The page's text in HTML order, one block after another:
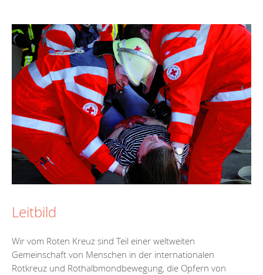
Leitbild
Wir vom Roten Kreuz sind Teil einer weltweiten
Gemeinschaft von Menschen in der internationalen
Rotkreuz und Rothalbmondbewegung, die Opfern von